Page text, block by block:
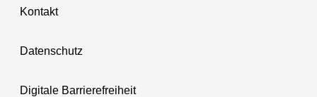
Kontakt
Datenschutz
Digitale Barrierefreiheit